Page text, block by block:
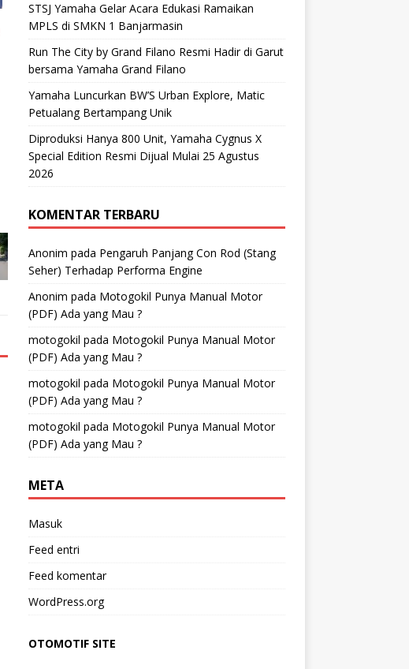
STSJ Yamaha Gelar Acara Edukasi Ramaikan
MPLS di SMKN 1 Banjarmasin
Run The City by Grand Filano Resmi Hadir di Garut
bersama Yamaha Grand Filano
Yamaha Luncurkan BW’S Urban Explore, Matic
Petualang Bertampang Unik
Diproduksi Hanya 800 Unit, Yamaha Cygnus X
Special Edition Resmi Dijual Mulai 25 Agustus
2026
KOMENTAR TERBARU
Anonim pada Pengaruh Panjang Con Rod (Stang
Seher) Terhadap Performa Engine
Anonim pada Motogokil Punya Manual Motor
(PDF) Ada yang Mau ?
motogokil pada Motogokil Punya Manual Motor
(PDF) Ada yang Mau ?
motogokil pada Motogokil Punya Manual Motor
(PDF) Ada yang Mau ?
motogokil pada Motogokil Punya Manual Motor
(PDF) Ada yang Mau ?
META
Masuk
Feed entri
Feed komentar
WordPress.org
OTOMOTIF SITE